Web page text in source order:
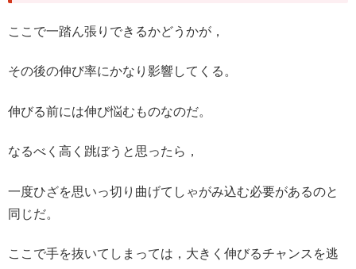
ここで一踏ん張りできるかどうかが，
その後の伸び率にかなり影響してくる。
伸びる前には伸び悩むものなのだ。
なるべく高く跳ぼうと思ったら，
一度ひざを思いっ切り曲げてしゃがみ込む必要があるのと
同じだ。
ここで手を抜いてしまっては，大きく伸びるチャンスを逃